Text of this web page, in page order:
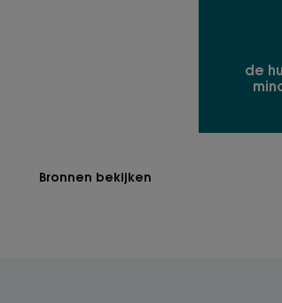
de
Bronnen bekijken